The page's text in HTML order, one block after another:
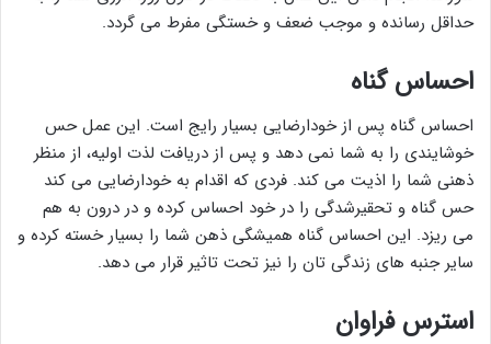
حداقل رسانده و موجب ضعف و خستگی مفرط می گردد.
احساس گناه
احساس گناه پس از خودارضایی بسیار رایج است. این عمل حس
خوشایندی را به شما نمی دهد و پس از دریافت لذت اولیه، از منظر
ذهنی شما را اذیت می کند. فردی که اقدام به خودارضایی می کند
حس گناه و تحقیرشدگی را در خود احساس کرده و در درون به هم
می ریزد. این احساس گناه همیشگی ذهن شما را بسیار خسته کرده و
سایر جنبه های زندگی تان را نیز تحت تاثیر قرار می دهد.
استرس فراوان